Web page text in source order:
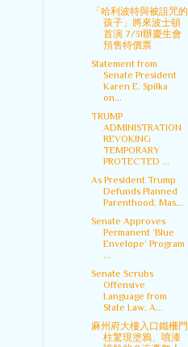
「哈利波特與被詛咒的
孩子」將來波士頓
首演 7/31辦慶生會
預售特價票
Statement from
Senate President
Karen E. Spilka
on...
TRUMP
ADMINISTRATION
REVOKING
TEMPORARY
PROTECTED ...
As President Trump
Defunds Planned
Parenthood, Mas...
Senate Approves
Permanent ‘Blue
Envelope’ Program
...
Senate Scrubs
Offensive
Language from
State Law, A...
麻州府大樓入口鐵柵門
柱驚現塗鴉、噴漆